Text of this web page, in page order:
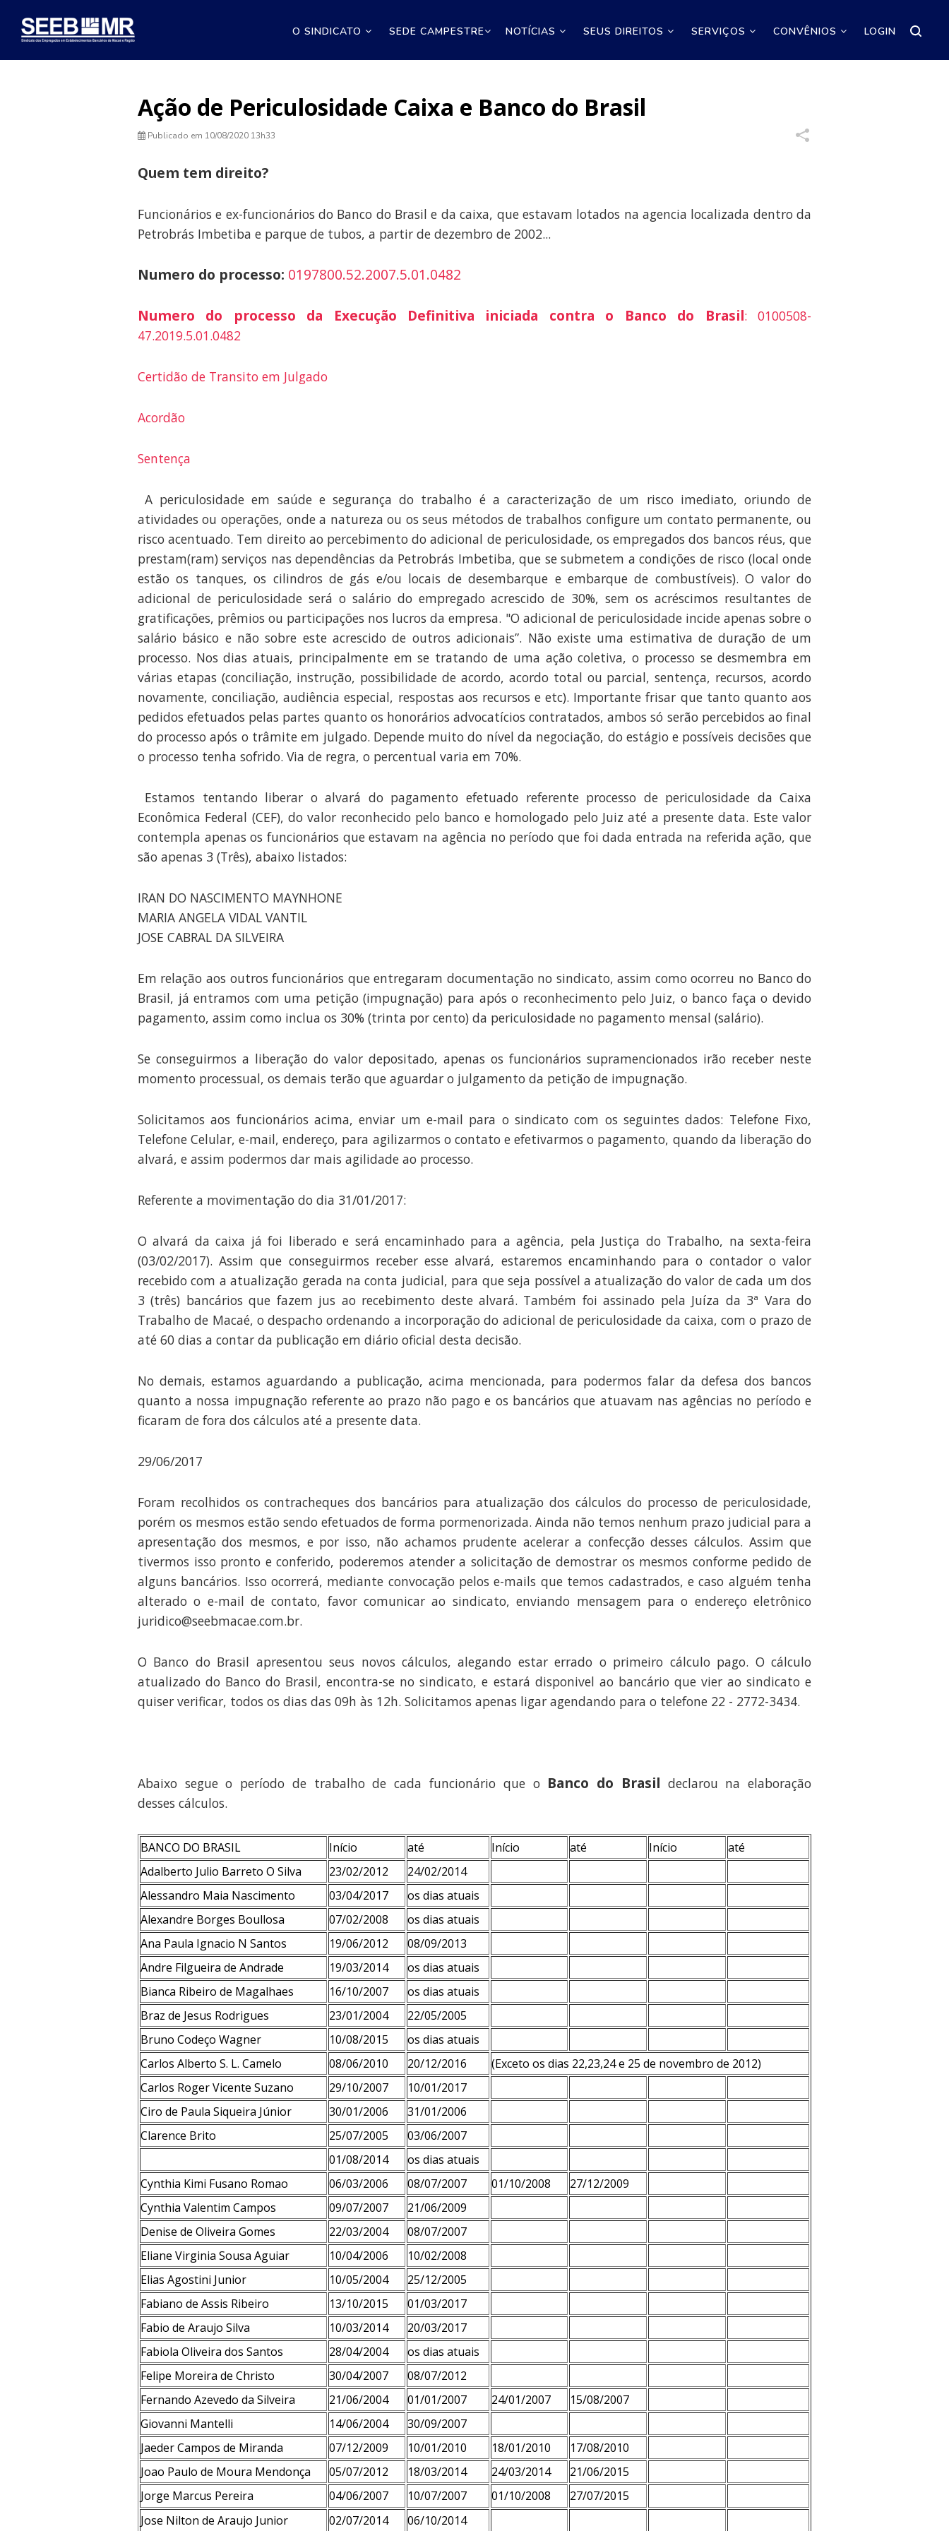
O SINDICATO SEDE CAMPESTRE NOTÍCIAS SEUS DIREITOS SERVIÇOS CONVÊNIOS LOGIN
Ação de Periculosidade Caixa e Banco do Brasil
Publicado em 10/08/2020 13h33
Quem tem direito?
Funcionários e ex-funcionários do Banco do Brasil e da caixa, que estavam lotados na agencia localizada dentro da
Petrobrás Imbetiba e parque de tubos, a partir de dezembro de 2002...
Numero do processo: 0197800.52.2007.5.01.0482
Numero do processo da Execução Definitiva iniciada contra o Banco do Brasil: 0100508-
47.2019.5.01.0482
Certidão de Transito em Julgado
Acordão
Sentença
A periculosidade em saúde e segurança do trabalho é a caracterização de um risco imediato, oriundo de
atividades ou operações, onde a natureza ou os seus métodos de trabalhos configure um contato permanente, ou
risco acentuado. Tem direito ao percebimento do adicional de periculosidade, os empregados dos bancos réus, que
prestam(ram) serviços nas dependências da Petrobrás Imbetiba, que se submetem a condições de risco (local onde
estão os tanques, os cilindros de gás e/ou locais de desembarque e embarque de combustíveis). O valor do
adicional de periculosidade será o salário do empregado acrescido de 30%, sem os acréscimos resultantes de
gratificações, prêmios ou participações nos lucros da empresa. "O adicional de periculosidade incide apenas sobre o
salário básico e não sobre este acrescido de outros adicionais”. Não existe uma estimativa de duração de um
processo. Nos dias atuais, principalmente em se tratando de uma ação coletiva, o processo se desmembra em
várias etapas (conciliação, instrução, possibilidade de acordo, acordo total ou parcial, sentença, recursos, acordo
novamente, conciliação, audiência especial, respostas aos recursos e etc). Importante frisar que tanto quanto aos
pedidos efetuados pelas partes quanto os honorários advocatícios contratados, ambos só serão percebidos ao final
do processo após o trâmite em julgado. Depende muito do nível da negociação, do estágio e possíveis decisões que
o processo tenha sofrido. Via de regra, o percentual varia em 70%.
Estamos tentando liberar o alvará do pagamento efetuado referente processo de periculosidade da Caixa
Econômica Federal (CEF), do valor reconhecido pelo banco e homologado pelo Juiz até a presente data. Este valor
contempla apenas os funcionários que estavam na agência no período que foi dada entrada na referida ação, que
são apenas 3 (Três), abaixo listados:
IRAN DO NASCIMENTO MAYNHONE
MARIA ANGELA VIDAL VANTIL
JOSE CABRAL DA SILVEIRA
Em relação aos outros funcionários que entregaram documentação no sindicato, assim como ocorreu no Banco do
Brasil, já entramos com uma petição (impugnação) para após o reconhecimento pelo Juiz, o banco faça o devido
pagamento, assim como inclua os 30% (trinta por cento) da periculosidade no pagamento mensal (salário).
Se conseguirmos a liberação do valor depositado, apenas os funcionários supramencionados irão receber neste
momento processual, os demais terão que aguardar o julgamento da petição de impugnação.
Solicitamos aos funcionários acima, enviar um e-mail para o sindicato com os seguintes dados: Telefone Fixo,
Telefone Celular, e-mail, endereço, para agilizarmos o contato e efetivarmos o pagamento, quando da liberação do
alvará, e assim podermos dar mais agilidade ao processo.
Referente a movimentação do dia 31/01/2017:
O alvará da caixa já foi liberado e será encaminhado para a agência, pela Justiça do Trabalho, na sexta-feira
(03/02/2017). Assim que conseguirmos receber esse alvará, estaremos encaminhando para o contador o valor
recebido com a atualização gerada na conta judicial, para que seja possível a atualização do valor de cada um dos
3 (três) bancários que fazem jus ao recebimento deste alvará. Também foi assinado pela Juíza da 3ª Vara do
Trabalho de Macaé, o despacho ordenando a incorporação do adicional de periculosidade da caixa, com o prazo de
até 60 dias a contar da publicação em diário oficial desta decisão.
No demais, estamos aguardando a publicação, acima mencionada, para podermos falar da defesa dos bancos
quanto a nossa impugnação referente ao prazo não pago e os bancários que atuavam nas agências no período e
ficaram de fora dos cálculos até a presente data.
29/06/2017
Foram recolhidos os contracheques dos bancários para atualização dos cálculos do processo de periculosidade,
porém os mesmos estão sendo efetuados de forma pormenorizada. Ainda não temos nenhum prazo judicial para a
apresentação dos mesmos, e por isso, não achamos prudente acelerar a confecção desses cálculos. Assim que
tivermos isso pronto e conferido, poderemos atender a solicitação de demostrar os mesmos conforme pedido de
alguns bancários. Isso ocorrerá, mediante convocação pelos e-mails que temos cadastrados, e caso alguém tenha
alterado o e-mail de contato, favor comunicar ao sindicato, enviando mensagem para o endereço eletrônico
juridico@seebmacae.com.br.
O Banco do Brasil apresentou seus novos cálculos, alegando estar errado o primeiro cálculo pago. O cálculo
atualizado do Banco do Brasil, encontra-se no sindicato, e estará disponivel ao bancário que vier ao sindicato e
quiser verificar, todos os dias das 09h às 12h. Solicitamos apenas ligar agendando para o telefone 22 - 2772-3434.
Abaixo segue o período de trabalho de cada funcionário que o Banco do Brasil declarou na elaboração
desses cálculos.
BANCO DO BRASIL Início até Início até Início
até
Adalberto Julio Barreto O Silva
23/02/2012
24/02/2014
Alessandro Maia Nascimento
03/04/2017
os dias atuais
Alexandre Borges Boullosa
07/02/2008
os dias atuais
Ana Paula Ignacio N Santos
19/06/2012
08/09/2013
Andre Filgueira de Andrade
19/03/2014
os dias atuais
Bianca Ribeiro de Magalhaes
16/10/2007
os dias atuais
Braz de Jesus Rodrigues
23/01/2004
22/05/2005
Bruno Codeço Wagner
10/08/2015
os dias atuais
Carlos Alberto S. L. Camelo
08/06/2010 20/12/2016
(Exceto os dias 22,23,24 e 25 de novembro de 2012)
Carlos Roger Vicente Suzano
29/10/2007
10/01/2017
Ciro de Paula Siqueira Júnior
30/01/2006
31/01/2006
Clarence Brito
25/07/2005
03/06/2007
01/08/2014
os dias atuais
Cynthia Kimi Fusano Romao
06/03/2006 08/07/2007 01/10/2008
27/12/2009
Cynthia Valentim Campos
09/07/2007
21/06/2009
Denise de Oliveira Gomes
22/03/2004
08/07/2007
Eliane Virginia Sousa Aguiar
10/04/2006
10/02/2008
Elias Agostini Junior
10/05/2004
25/12/2005
Fabiano de Assis Ribeiro
13/10/2015
01/03/2017
Fabio de Araujo Silva
10/03/2014
20/03/2017
Fabiola Oliveira dos Santos
28/04/2004
os dias atuais
Felipe Moreira de Christo
30/04/2007
08/07/2012
Fernando Azevedo da Silveira
21/06/2004 01/01/2007 24/01/2007
15/08/2007
Giovanni Mantelli
14/06/2004
30/09/2007
Jaeder Campos de Miranda
07/12/2009 10/01/2010 18/01/2010
17/08/2010
Joao Paulo de Moura Mendonça
05/07/2012 18/03/2014 24/03/2014
21/06/2015
Jorge Marcus Pereira
04/06/2007 10/07/2007 01/10/2008
27/07/2015
Jose Nilton de Araujo Junior
02/07/2014 06/10/2014